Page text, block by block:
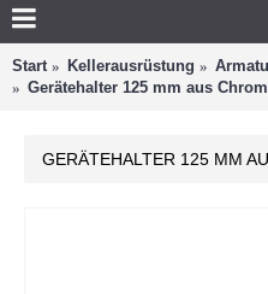
Start Kellerausrüstung
Gerätehalter 125 mm aus
GERÄTEHALTER 125 MM